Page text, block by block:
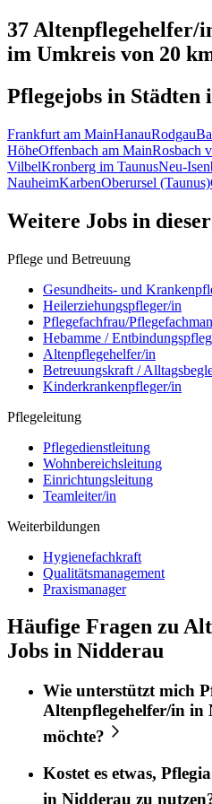
37 Altenpflegehelfer/
im Umkreis von 20
Pflegejobs in Städten
Frankfurt am MainHanauRodgau
HöheOffenbach am MainRosbach
VilbelKronberg im TaunusNeu-
NauheimKarbenOberursel (Taunus)
Weitere Jobs in
Pflege und Betreuung
Gesundheits- und
Heilerziehungspfleger/in
Pflegefachfrau/
Hebamme /
Altenpflegehelfer/in
Betreuungskraft /
Kinderkrankenpfleger/in
Pflegeleitung
Pflegedienstleitung
Wohnbereichsleitung
Einrichtungsleitung
Teamleiter/in
Weiterbildungen
Hygienefachkraft
Qualitätsmanagement
Praxismanager
Häufige Fragen zu
Jobs in Nidderau
Wie unterstützt mich
Altenpflegehelfer/in in
möchte?
Kostet es etwas, Pflegia
in Nidderau zu